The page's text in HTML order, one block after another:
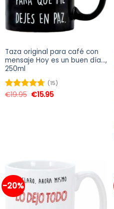
Taza original para café con
mensaje Hoy es un buen día…,
250ml
Valorado
(15)
€19.95 €15.95
-20%